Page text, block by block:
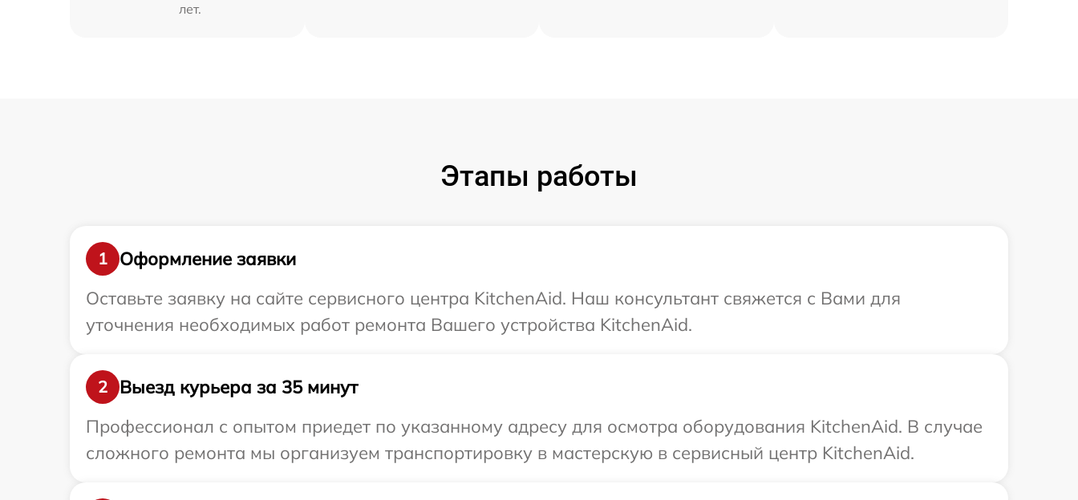
лет.
Этапы работы
1
Оформление заявки
Оставьте заявку на сайте сервисного центра KitchenAid. Наш консультант свяжется с Вами для
уточнения необходимых работ ремонта Вашего устройства KitchenAid.
2
Выезд курьера за 35 минут
Профессионал с опытом приедет по указанному адресу для осмотра оборудования KitchenAid. В случае
сложного ремонта мы организуем транспортировку в мастерскую в сервисный центр KitchenAid.